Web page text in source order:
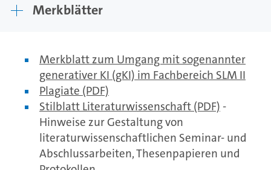
Merkblätter
Merkblatt zum Umgang mit sogenannter
generativer KI (gKI) im Fachbereich SLM II
Plagiate (PDF)
Stilblatt Literaturwissenschaft (PDF) -
Hinweise zur Gestaltung von
literaturwissenschaftlichen Seminar- und
Abschlussarbeiten, Thesenpapieren und